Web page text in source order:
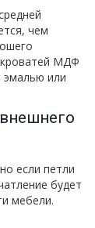
чем
МДФ
эмалью или
если петли
будет
мебели.